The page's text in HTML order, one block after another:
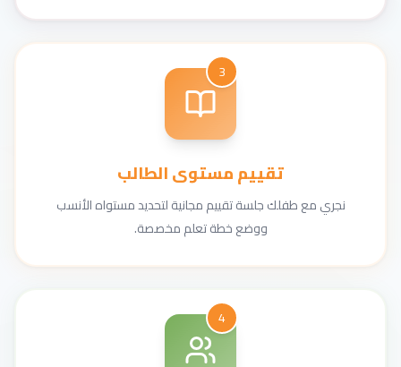
3
تقييم مستوى الطالب
نجري مع طفلك جلسة تقييم مجانية لتحديد مستواه الأنسب
ووضع خطة تعلم مخصصة.
4